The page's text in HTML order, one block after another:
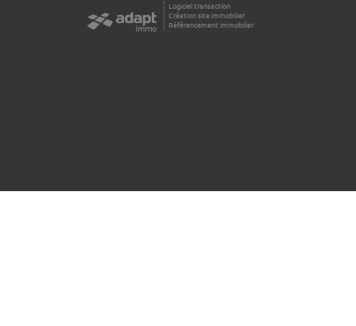
Logiciel transaction
Création site immobilier
Référencement immobilier